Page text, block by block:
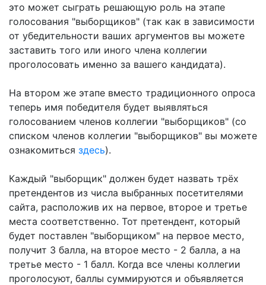
это может сыграть решающую роль на этапе
голосования "выборщиков" (так как в зависимости
от убедительности ваших аргументов вы можете
заставить того или иного члена коллегии
проголосовать именно за вашего кандидата).
На втором же этапе вместо традиционного опроса
теперь имя победителя будет выявляться
голосованием членов коллегии "выборщиков" (со
списком членов коллегии "выборщиков" вы можете
ознакомиться здесь).
Каждый "выборщик" должен будет назвать трёх
претендентов из числа выбранных посетителями
сайта, расположив их на первое, второе и третье
места соответственно. Тот претендент, который
будет поставлен "выборщиком" на первое место,
получит 3 балла, на второе место - 2 балла, а на
третье место - 1 балл. Когда все члены коллегии
проголосуют, баллы суммируются и объявляется